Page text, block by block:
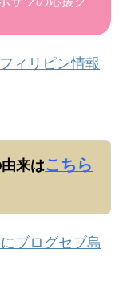
来はこちら
ブログセブ島